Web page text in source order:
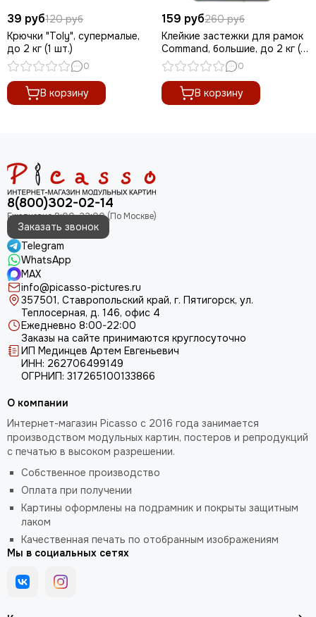
39 руб120 руб
Крючки "Toly", супермалые,
до 2 кг (1 шт.)
0
В корзину
159 руб260 руб
Клейкие застежки для рамок
Command, большие, до 2 кг (1
шт.)
0
В корзину
8(800)302-02-14
Заказать звонок
Telegram
WhatsApp
MAX
info@picasso-pictures.ru
357501, Ставропольский край, г. Пятигорск, ул.
Теплосерная, д. 146, офис 4
Ежедневно 8:00-22:00
Заказы на сайте принимаются круглосуточно
ИП Мединцев Артем Евгеньевич
ИНН: 262706499149
ОГРНИП: 317265100133866
О компании
Интернет-магазин Picasso с 2016 года занимается
производством модульных картин, постеров и репродукций
с печатью в высоком разрешении.
Собственное производство
Оплата при получении
Картины оформлены на подрамник и покрыты защитным
лаком
Качественная печать по отобранным изображениям
Мы в социальных сетях